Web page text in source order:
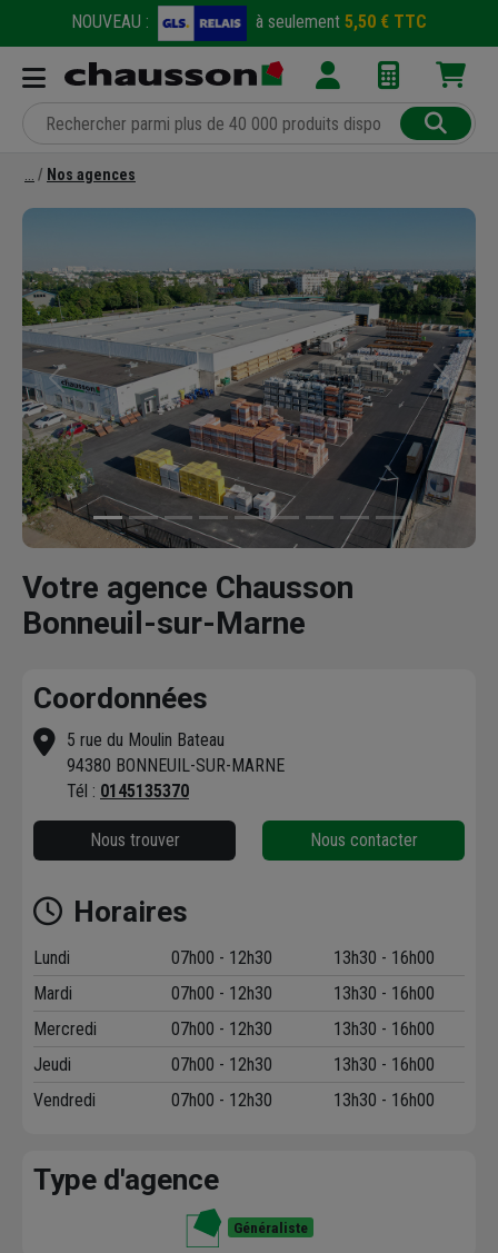
NOUVEAU : à seulement 5,50 € TTC
Nos agences
Précédent Suivant
Votre agence Chausson
Bonneuil-sur-Marne
Coordonnées
5 rue du Moulin Bateau
94380 BONNEUIL-SUR-MARNE
Tél : 0145135370
Nous trouver Nous contacter
Horaires
Lundi 07h00 - 12h30
13h30 - 16h00
Mardi
07h00 - 12h30
13h30 - 16h00
Mercredi
07h00 - 12h30
13h30 - 16h00
Jeudi
07h00 - 12h30
13h30 - 16h00
Vendredi
07h00 - 12h30 13h30 - 16h00
Type d'agence
Généraliste